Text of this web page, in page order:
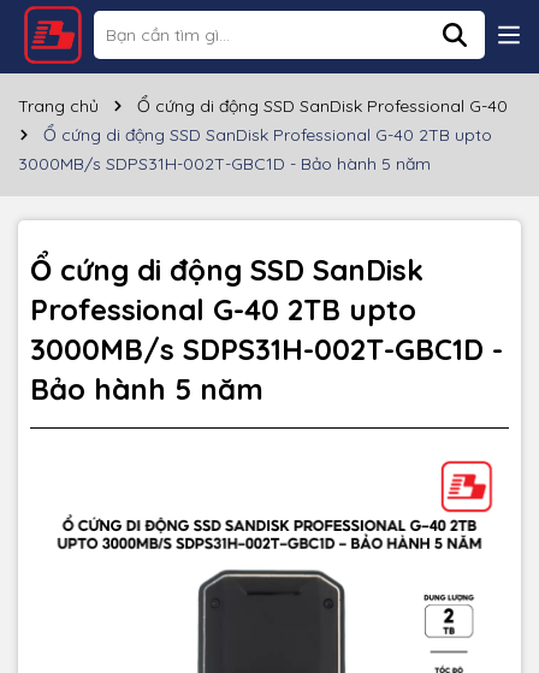
Trang chủ
Ổ cứng di động SSD SanDisk Professional G-40
Ổ cứng di động SSD SanDisk Professional G-40 2TB upto
3000MB/s SDPS31H-002T-GBC1D - Bảo hành 5 năm
Ổ cứng di động SSD SanDisk
Professional G-40 2TB upto
3000MB/s SDPS31H-002T-GBC1D -
Bảo hành 5 năm
Thông số kỹ thuật
Thương hiệu SANDISK
Dung lượng 2TB
Tốc độ đọc
Kích thước 4.37" x 2.28" x 0.47"
Chất liệu Nhựa
Màu sắc Đen